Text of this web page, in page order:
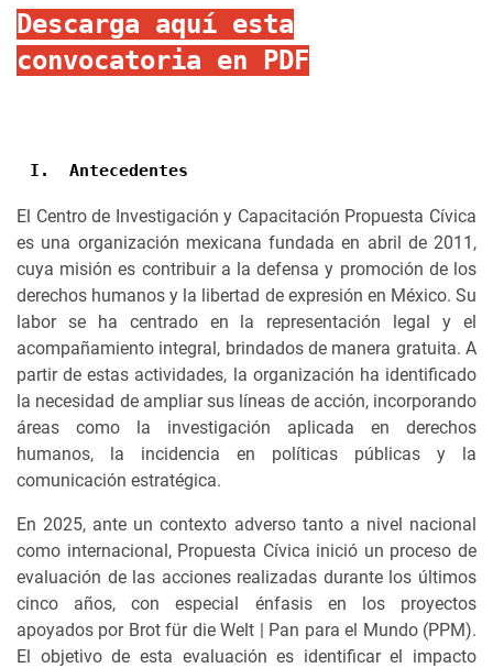
Descarga aquí esta
convocatoria en PDF
I. Antecedentes
El Centro de Investigación y Capacitación Propuesta Cívica
es una organización mexicana fundada en abril de 2011,
cuya misión es contribuir a la defensa y promoción de los
derechos humanos y la libertad de expresión en México. Su
labor se ha centrado en la representación legal y el
acompañamiento integral, brindados de manera gratuita. A
partir de estas actividades, la organización ha identificado
la necesidad de ampliar sus líneas de acción, incorporando
áreas como la investigación aplicada en derechos
humanos, la incidencia en políticas públicas y la
comunicación estratégica.
En 2025, ante un contexto adverso tanto a nivel nacional
como internacional, Propuesta Cívica inició un proceso de
evaluación de las acciones realizadas durante los últimos
cinco años, con especial énfasis en los proyectos
apoyados por Brot für die Welt | Pan para el Mundo (PPM).
El objetivo de esta evaluación es identificar el impacto